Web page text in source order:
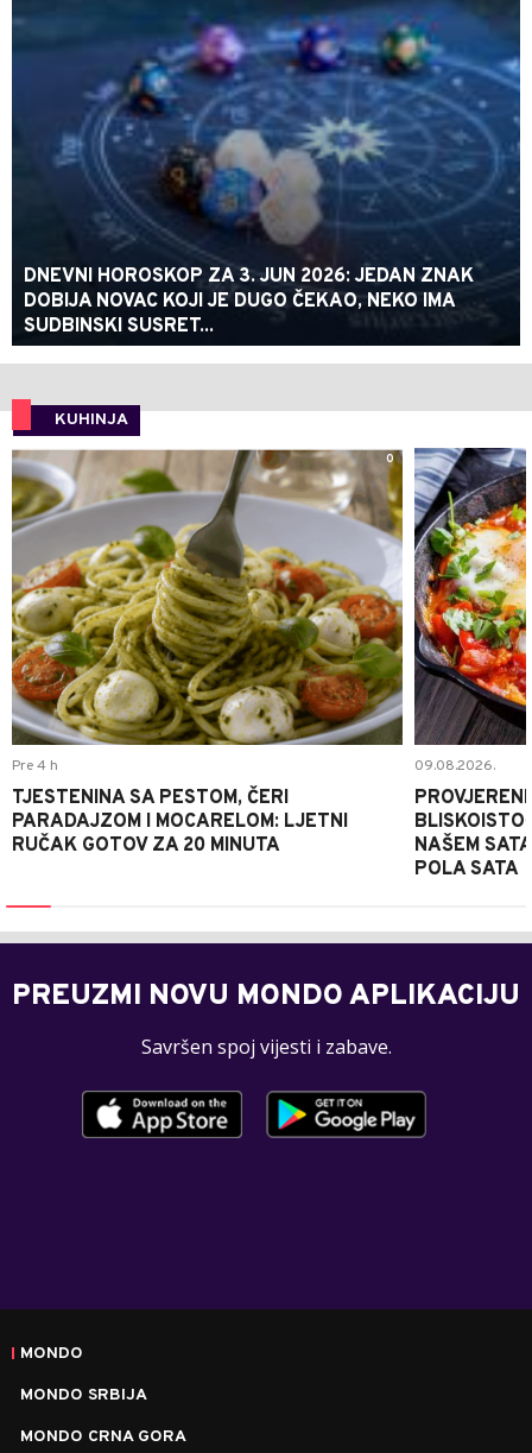
DNEVNI HOROSKOP ZA 3. JUN 2026: JEDAN ZNAK
DOBIJA NOVAC KOJI JE DUGO ČEKAO, NEKO IMA
SUDBINSKI SUSRET...
KUHINJA
0
Pre 4 h
TJESTENINA SA PESTOM, ČERI
PARADAJZOM I MOCARELOM: LJETNI
RUČAK GOTOV ZA 20 MINUTA
09.08.2026.
NAŠEM
POLA SATA
PREUZMI NOVU MONDO APLIKACIJU
Savršen spoj vijesti i zabave.
MONDO
MONDO SRBIJA
MONDO CRNA GORA